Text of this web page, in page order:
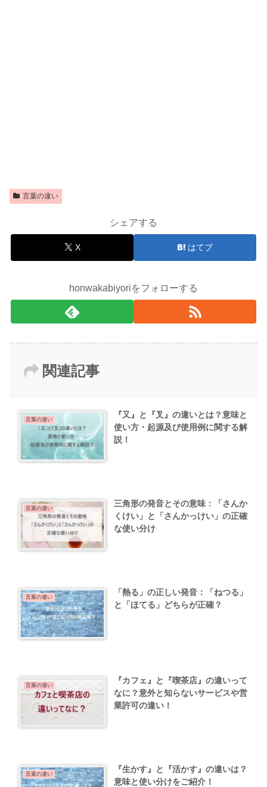
言葉の違い
シェアする
X はてブ
honwakabiyoriをフォローする
関連記事
言葉の違い
『又』と『叉』の違いとは？意味と
使い方・起源及び使用例に関する解
説！
言葉の違い
三角形の発音とその意味：「さんか
くけい」と「さんかっけい」の正確
な使い分け
言葉の違い
「熱る」の正しい発音：「ねつる」
と「ほてる」どちらが正確？
言葉の違い
『カフェ』と『喫茶店』の違いって
なに？意外と知らないサービスや営
業許可の違い！
言葉の違い
『生かす』と『活かす』の違いは？
意味と使い分けをご紹介！